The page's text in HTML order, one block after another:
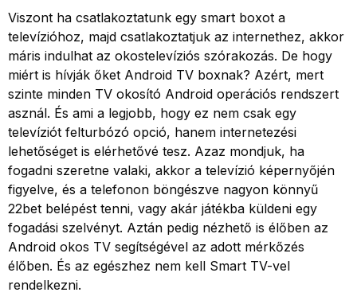
Viszont ha csatlakoztatunk egy smart boxot a
televízióhoz, majd csatlakoztatjuk az internethez, akkor
máris indulhat az okostelevíziós szórakozás. De hogy
miért is hívják őket Android TV boxnak? Azért, mert
szinte minden TV okosító Android operációs rendszert
asznál. És ami a legjobb, hogy ez nem csak egy
televíziót felturbózó opció, hanem internetezési
lehetőséget is elérhetővé tesz. Azaz mondjuk, ha
fogadni szeretne valaki, akkor a televízió képernyőjén
figyelve, és a telefonon böngészve nagyon könnyű
22bet belépést tenni, vagy akár játékba küldeni egy
fogadási szelvényt. Aztán pedig nézhető is élőben az
Android okos TV segítségével az adott mérkőzés
élőben. És az egészhez nem kell Smart TV-vel
rendelkezni.